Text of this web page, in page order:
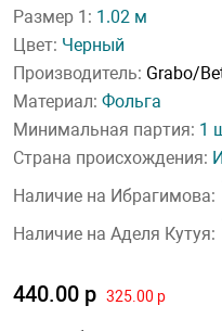
Размер 1: 1.02 м
Цвет: Черный
Производитель: Grabo/
Материал: Фольга
Минимальная партия: 1
Страна происхождения:
Наличие на Ибрагимова:
Наличие на Аделя Кутуя:
440.00 р 325.00 р